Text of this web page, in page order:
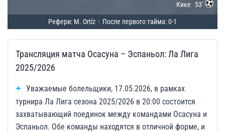
Кике
53'
Рефери: M. Ortíz После первого тайма: 0-1
Трансляция матча Осасуна – Эспаньол: Ла Лига
2025/2026
Уважаемые болельщики, 17.05.2026, в рамках
турнира Ла Лига сезона 2025/2026 в 20:00 состоится
захватывающий поединок между командами Осасуна и
Эспаньол. Обе команды находятся в отличной форме, и